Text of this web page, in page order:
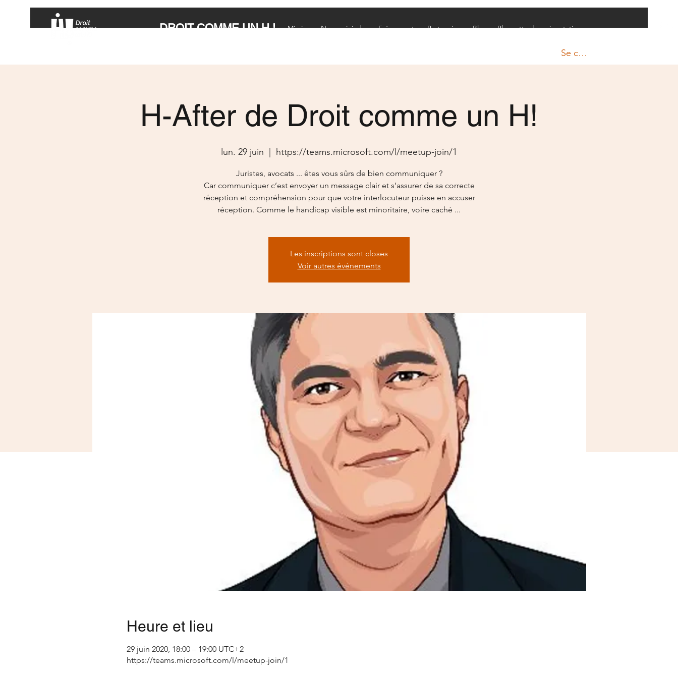
Mission Nous rejoindre Evènements Partenaires Blog Plaquette de présentation
DROIT COMME UN H !
Se connecter
H-After de Droit comme un H!
lun. 29 juin https://teams.microsoft.com/l/meetup-join/1
Juristes, avocats ... êtes vous sûrs de bien communiquer ?
Car communiquer c’est envoyer un message clair et s’assurer de sa correcte
réception et compréhension pour que votre interlocuteur puisse en accuser
réception. Comme le handicap visible est minoritaire, voire caché ...
Les inscriptions sont closes
Voir autres événements
Heure et lieu
29 juin 2020, 18:00 – 19:00 UTC+2
https://teams.microsoft.com/l/meetup-join/1